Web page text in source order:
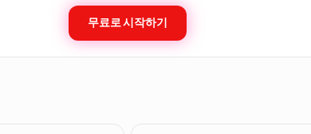
무료로 시작하기